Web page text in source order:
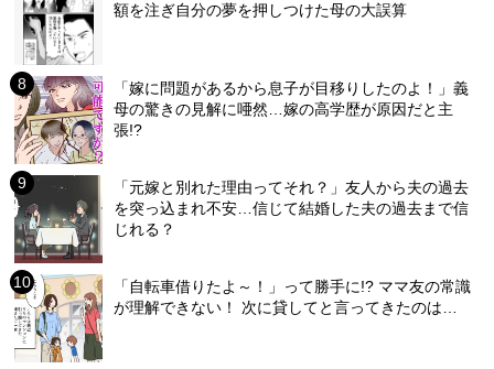
額を注ぎ自分の夢を押しつけた母の大誤算
「嫁に問題があるから息子が目移りしたのよ！」義
母の驚きの見解に唖然…嫁の高学歴が原因だと主
張!?
「元嫁と別れた理由ってそれ？」友人から夫の過去
を突っ込まれ不安…信じて結婚した夫の過去まで信
じれる？
「自転車借りたよ～！」って勝手に!? ママ友の常識
が理解できない！ 次に貸してと言ってきたのは…